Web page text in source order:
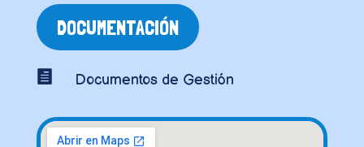
DOCUMENTACIÓN
 Documentos de Gestión